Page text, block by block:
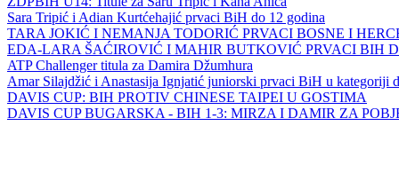
Sara Tripić i Adian Kurtćehajić prvaci BiH do 12 godina
TARA JOKIĆ I NEMANJA TODORIĆ PRVACI BOSNE I
EDA-LARA ŠAĆIROVIĆ I MAHIR BUTKOVIĆ PRVACI BIH
ATP Challenger titula za Damira Džumhura
Amar Silajdžić i Anastasija Ignjatić juniorski prvaci BiH u kategoriji
DAVIS CUP: BIH PROTIV CHINESE TAIPEI U GOSTIMA
DAVIS CUP BUGARSKA - BIH 1-3: MIRZA I DAMIR ZA